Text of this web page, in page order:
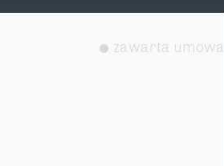
zawarta umowa